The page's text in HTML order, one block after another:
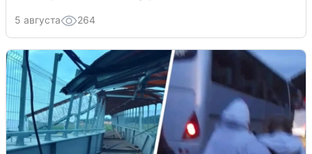
5 августа 264